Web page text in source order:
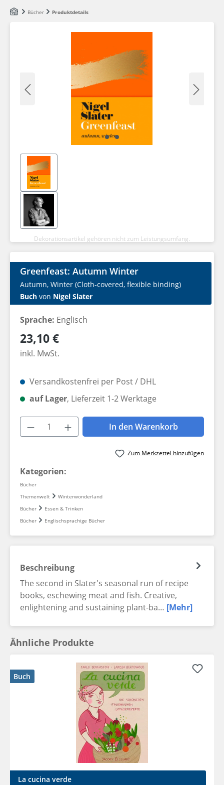
Zum Hauptinhalt springen
Bücher Produktdetails
Dekorationsartikel gehören nicht zum Leistungsumfang.
Greenfeast: Autumn Winter
Autumn, Winter (Cloth-covered, flexible binding)
Buch von Nigel Slater
Sprache: Englisch
Regulärer Preis:
23,10 €
inkl. MwSt.
Versandkostenfrei per Post / DHL
auf Lager, Lieferzeit 1-2 Werktage
Produkt Anzahl: Gib den
In den Warenkorb
Zum Merkzettel hinzufügen
Kategorien:
Bücher
Themenwelt
Winterwonderland
Bücher
Essen & Trinken
Bücher
Englischsprachige Bücher
Beschreibung
The second in Slater's seasonal run of recipe
books, eschewing meat and fish. Creative,
enlightening and sustaining plant-ba… [Mehr]
Ähnliche Produkte
Buch
La cucina verde